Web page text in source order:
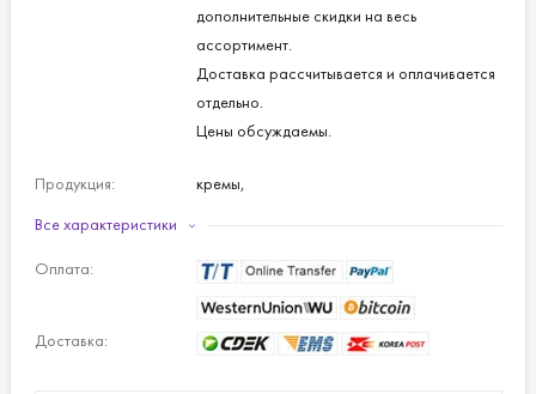
дополнительные скидки на весь
ассортимент.
Доставка рассчитывается и оплачивается
отдельно.
Цены обсуждаемы.
Продукция:
кремы,
лосьоны.
Все характеристики
Оплата:
Доставка: